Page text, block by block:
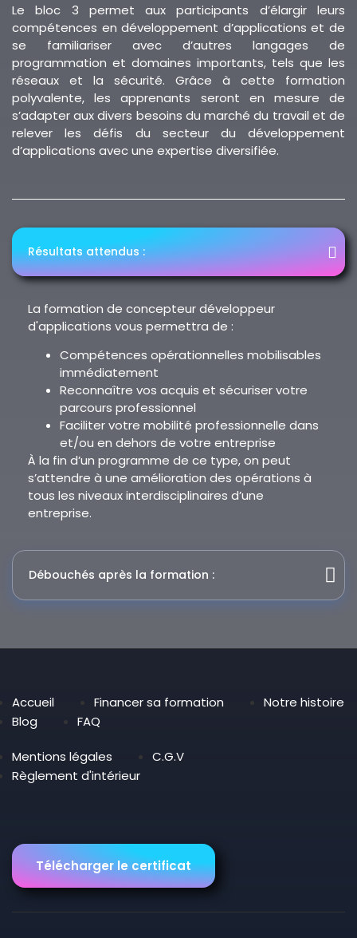
Le bloc 3 permet aux participants d’élargir leurs
compétences en développement d’applications et de
se familiariser avec d’autres langages de
programmation et domaines importants, tels que les
réseaux et la sécurité. Grâce à cette formation
polyvalente, les apprenants seront en mesure de
s’adapter aux divers besoins du marché du travail et de
relever les défis du secteur du développement
d’applications avec une expertise diversifiée.
Résultats attendus :
La formation de concepteur développeur
d'applications vous permettra de :
Compétences opérationnelles mobilisables
immédiatement
Reconnaître vos acquis et sécuriser votre
parcours professionnel
Faciliter votre mobilité professionnelle dans
et/ou en dehors de votre entreprise
À la fin d’un programme de ce type, on peut
s’attendre à une amélioration des opérations à
tous les niveaux interdisciplinaires d’une
entreprise.
Débouchés après la formation :
Accueil Financer sa formation
Notre histoire
Blog
FAQ
Mentions légales
C.G.V
Règlement d'intérieur
Télécharger le certificat